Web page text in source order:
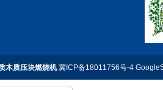
木质压块燃烧机 冀ICP备18011756号-4